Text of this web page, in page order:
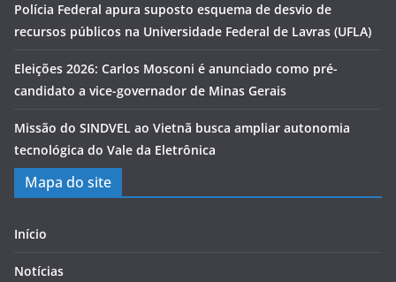
Polícia Federal apura suposto esquema de desvio de
recursos públicos na Universidade Federal de Lavras (UFLA)
Eleições 2026: Carlos Mosconi é anunciado como pré-
candidato a vice-governador de Minas Gerais
Missão do SINDVEL ao Vietnã busca ampliar autonomia
tecnológica do Vale da Eletrônica
Mapa do site
Início
Notícias